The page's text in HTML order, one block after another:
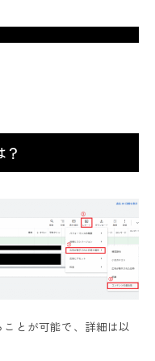
ことが可能で、詳細は以